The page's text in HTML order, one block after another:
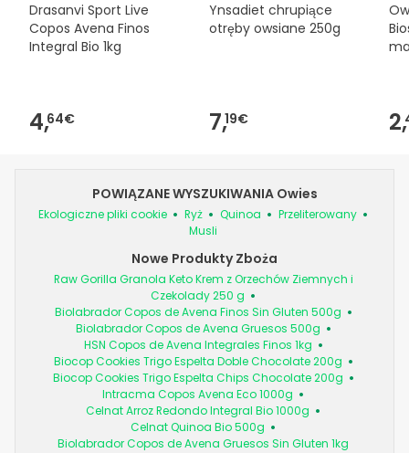
Drasanvi Sport Live
Copos Avena Finos
Integral Bio 1kg
4,64€
Ynsadiet chrupiące
otręby owsiane 250g
7,19€ 2,
POWIĄZANE WYSZUKIWANIA Owies
Ekologiczne pliki cookie Ryż Quinoa
Przeliterowany
Musli
Nowe Produkty Zboża
Raw Gorilla Granola Keto Krem z Orzechów Ziemnych i
Czekolady 250 g
Biolabrador Copos de Avena Finos Sin Gluten 500g
Biolabrador Copos de Avena Gruesos 500g
HSN Copos de Avena Integrales Finos 1kg
Biocop Cookies Trigo Espelta Doble Chocolate 200g
Biocop Cookies Trigo Espelta Chips Chocolate 200g
Intracma Copos Avena Eco 1000g
Celnat Arroz Redondo Integral Bio 1000g
Celnat Quinoa Bio 500g
Biolabrador Copos de Avena Gruesos Sin Gluten 1kg